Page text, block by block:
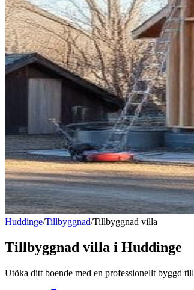
Huddinge/Tillbyggnad/Tillbyggnad villa
Tillbyggnad villa i Huddinge
Utöka ditt boende med en professionellt byggd